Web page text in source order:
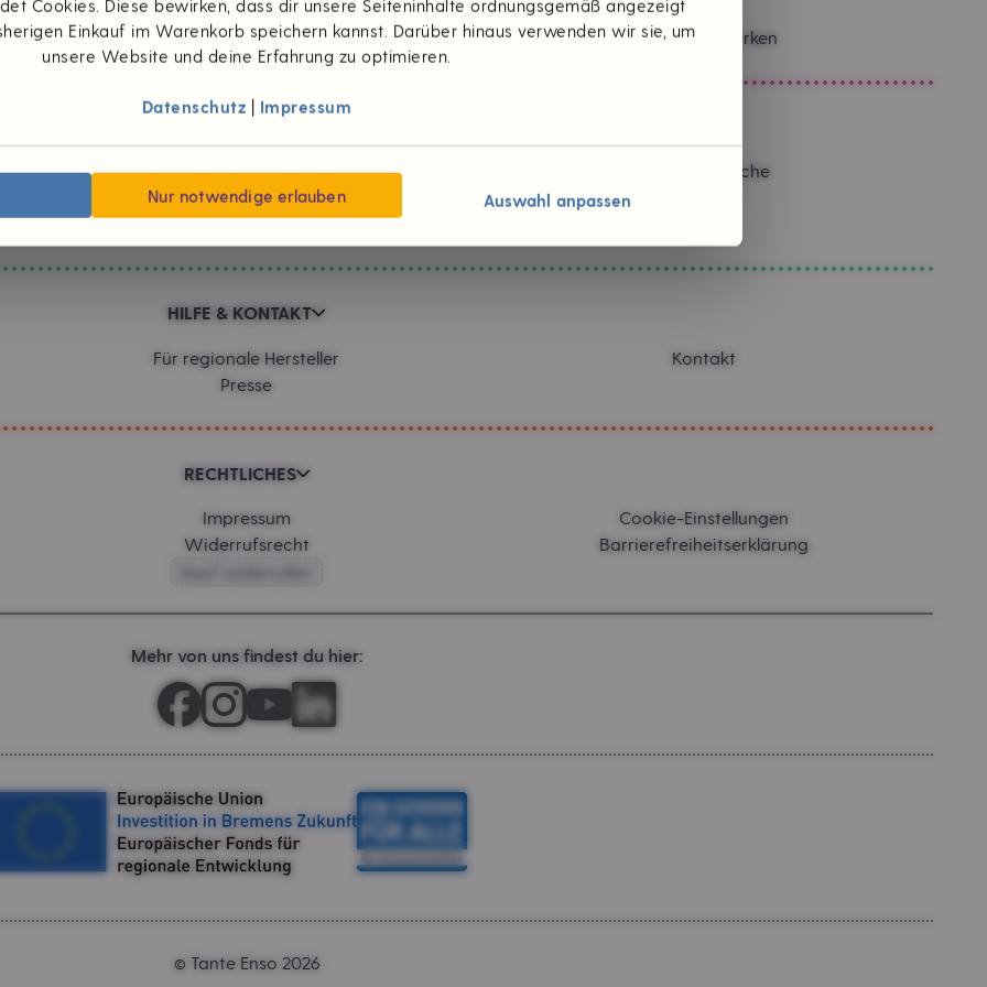
Cookies. Diese bewirken, dass dir unsere Seiteninhalte ordnungsgemäß angezeigt
Einkauf im Warenkorb speichern kannst. Darüber hinaus verwenden wir sie, um
unsere Website und deine Erfahrung zu optimieren.
Datenschutz Impressum
Nur notwendige erlauben Auswahl anpassen
Zahlungsarten Themen & Marken
Wünsch dir was
#foodpioniere
Neuigkeiten
Verantwortliche
HILFE & KONTAKT
Für regionale Hersteller
Presse
Kontakt
RECHTLICHES
Impressum
Widerrufsrecht
Cookie-Einstellungen
Barrierefreiheitserklärung
Mehr von uns findest du hier:
© Tante Enso 2026